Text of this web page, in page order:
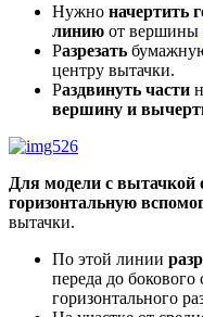
Нужно начертить
линию от вершины
Разрезать
центру вытачки.
Раздвинуть части
вершину и
Для модели с вытачкой
горизонтальную
вытачки.
По этой линии
переда до
горизонтального